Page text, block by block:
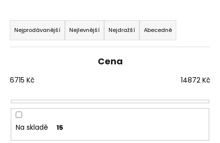
Ř
a
z
í
p
r
o
d
Nejprodávanější Nejlevnější Nejdražší Abecedně
Cena
6715 Kč 14872 Kč
Na skladě 15
ČTVRTKRUHOVÝ
SPRCHOVÝ
KOUT
900X900,
10
Kč
Původně:
13
650